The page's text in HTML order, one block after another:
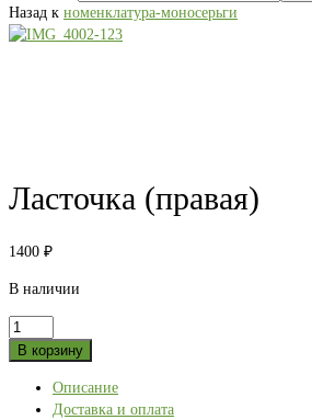
Назад к номенклатура-моносерьги
Ласточка (правая)
1400 ₽
В наличии
Количество
товара
(правая)
В корзину
Описание
Доставка и оплата